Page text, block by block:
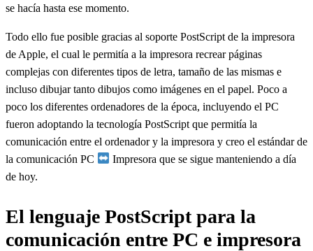
se hacía hasta ese momento.
Todo ello fue posible gracias al soporte PostScript de la impresora
de Apple, el cual le permitía a la impresora recrear páginas
complejas con diferentes tipos de letra, tamaño de las mismas e
incluso dibujar tanto dibujos como imágenes en el papel. Poco a
poco los diferentes ordenadores de la época, incluyendo el PC
fueron adoptando la tecnología PostScript que permitía la
comunicación entre el ordenador y la impresora y creo el estándar de
la comunicación PC
Impresora que se sigue manteniendo a día
de hoy.
El lenguaje PostScript para la
comunicación entre PC e impresora